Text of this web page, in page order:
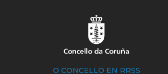
O CONCELLO EN RRSS